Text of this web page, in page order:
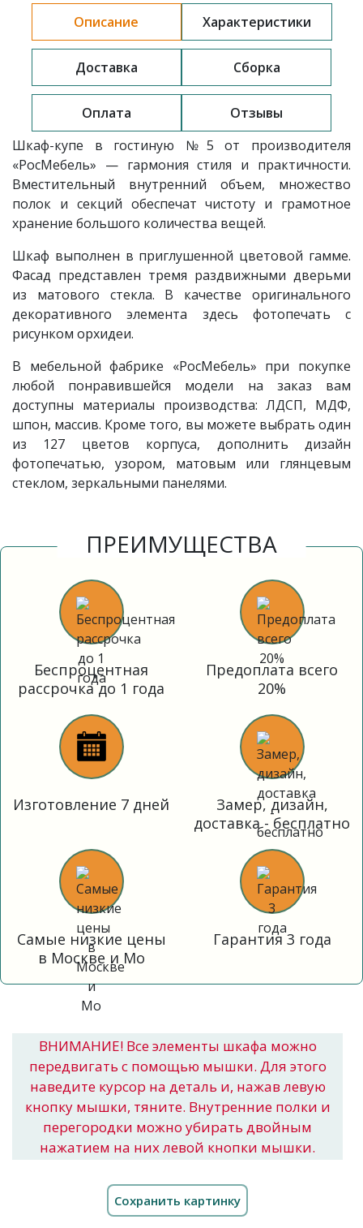
Описание Характеристики
Доставка Сборка
Оплата
Отзывы
Шкаф-купе в гостиную №5от производителя
«РосМебель» — гармония стиля и практичности.
Вместительный внутренний объем, множество
полок и секций обеспечат чистоту и грамотное
хранение большого количества вещей.
Шкаф выполнен в приглушенной цветовой гамме.
Фасад представлен тремя раздвижными дверьми
из матового стекла. В качестве оригинального
декоративного элемента здесь фотопечать с
рисунком орхидеи.
В мебельной фабрике «РосМебель» при покупке
любой понравившейся модели на заказ вам
доступны материалы производства: ЛДСП, МДФ,
шпон, массив. Кроме того, вы можете выбрать один
из 127 цветов корпуса, дополнить дизайн
фотопечатью, узором, матовым или глянцевым
стеклом, зеркальными панелями.
ПРЕИМУЩЕСТВА
Беспроцентная
рассрочка до 1 года
Предоплата всего
20%
Изготовление 7 дней
Замер, дизайн,
доставка - бесплатно
Самые низкие цены
в Москве и Мо
Гарантия 3 года
ВНИМАНИЕ! Все элементы шкафа можно
передвигать с помощью мышки. Для этого
наведите курсор на деталь и, нажав левую
кнопку мышки, тяните. Внутренние полки и
перегородки можно убирать двойным
нажатием на них левой кнопки мышки.